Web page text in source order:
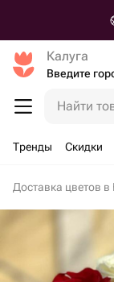
Калуга
Найти
Тренды Скидки
Доставка цветов в